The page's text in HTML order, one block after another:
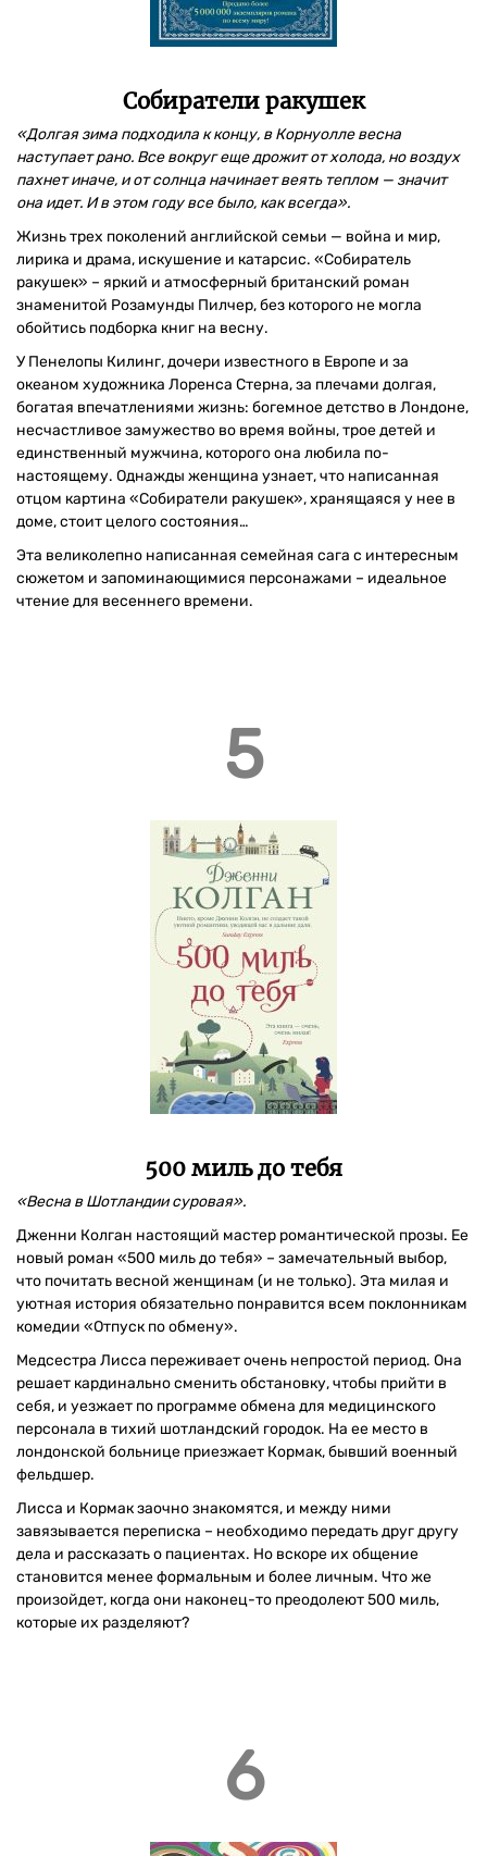
Собиратели ракушек
«Долгая зима подходила к концу, в Корнуолле весна
наступает рано. Все вокруг еще дрожит от холода, но воздух
пахнет иначе, и от солнца начинает веять теплом — значит
она идет. И в этом году все было, как всегда».
Жизнь трех поколений английской семьи — война и мир,
лирика и драма, искушение и катарсис. «Собиратель
ракушек» – яркий и атмосферный британский роман
знаменитой Розамунды Пилчер, без которого не могла
обойтись подборка книг на весну.
У Пенелопы Килинг, дочери известного в Европе и за
океаном художника Лоренса Стерна, за плечами долгая,
богатая впечатлениями жизнь: богемное детство в Лондоне,
несчастливое замужество во время войны, трое детей и
единственный мужчина, которого она любила по-
настоящему. Однажды женщина узнает, что написанная
отцом картина «Собиратели ракушек», хранящаяся у нее в
доме, стоит целого состояния…
Эта великолепно написанная семейная сага с интересным
сюжетом и запоминающимися персонажами – идеальное
чтение для весеннего времени.
5
500 миль до тебя
«Весна в Шотландии суровая».
Дженни Колган настоящий мастер романтической прозы. Ее
новый роман «500 миль до тебя» – замечательный выбор,
что почитать весной женщинам (и не только). Эта милая и
уютная история обязательно понравится всем поклонникам
комедии «Отпуск по обмену».
Медсестра Лисса переживает очень непростой период. Она
решает кардинально сменить обстановку, чтобы прийти в
себя, и уезжает по программе обмена для медицинского
персонала в тихий шотландский городок. На ее место в
лондонской больнице приезжает Кормак, бывший военный
фельдшер.
Лисса и Кормак заочно знакомятся, и между ними
завязывается переписка – необходимо передать друг другу
дела и рассказать о пациентах. Но вскоре их общение
становится менее формальным и более личным. Что же
произойдет, когда они наконец-то преодолеют 500 миль,
которые их разделяют?
6